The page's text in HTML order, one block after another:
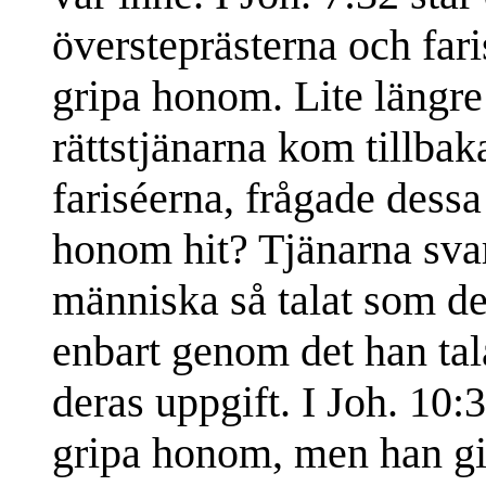
översteprästerna och
gripa honom. Lite
rättstjänarna kom
fariséerna, frågade
honom hit? Tjänarna
människa så talat som
enbart genom det han
deras uppgift. I Joh.
gripa honom, men han